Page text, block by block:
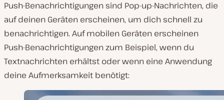
Push-Benachrichtigungen sind Pop-up-Nachrichten, die
auf deinen Geräten erscheinen, um dich schnell zu
benachrichtigen. Auf mobilen Geräten erscheinen
Push-Benachrichtigungen zum Beispiel, wenn du
Textnachrichten erhältst oder wenn eine Anwendung
deine Aufmerksamkeit benötigt: